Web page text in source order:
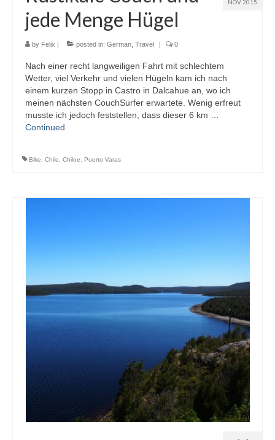
NOV 2015
jede Menge Hügel
by Felix | posted in: German Travel | 0
Nach einer recht langweiligen Fahrt mit schlechtem
Wetter, viel Verkehr und vielen Hügeln kam ich nach
einem kurzen Stopp in Castro in Dalcahue an, wo ich
meinen nächsten CouchSurfer erwartete. Wenig erfreut
musste ich jedoch feststellen, dass dieser 6 km …
Continued
Bike Chile Chiloe Puerto Varas